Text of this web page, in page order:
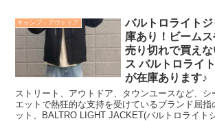
キャンプ・アウトドア
バルトロライト
庫あり！ビーム
売り切れで買え
ス バルトロライ
が在庫あります♪
ストリート、アウトドア、タウンユースなど、
エットで熱狂的な支持を受けているブランド屈指
ット、BALTRO LIGHT JACKET(バルトロライト